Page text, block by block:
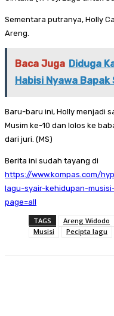
Sementara putranya, Holly
Areng.
Baca Juga Diduga
Habisi Nyawa Bapak
Baru-baru ini, Holly menjadi
Musim ke-10 dan lolos ke
dari juri. (MS)
Berita ini sudah tayang di
https://www.kompas.com/
lagu-syair-kehidupan-
page=all
TAGS Areng Widodo
Musisi
Pecipta lagu